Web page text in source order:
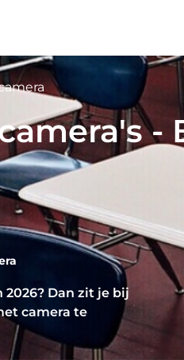
2026? Dan zit je bij
camera te